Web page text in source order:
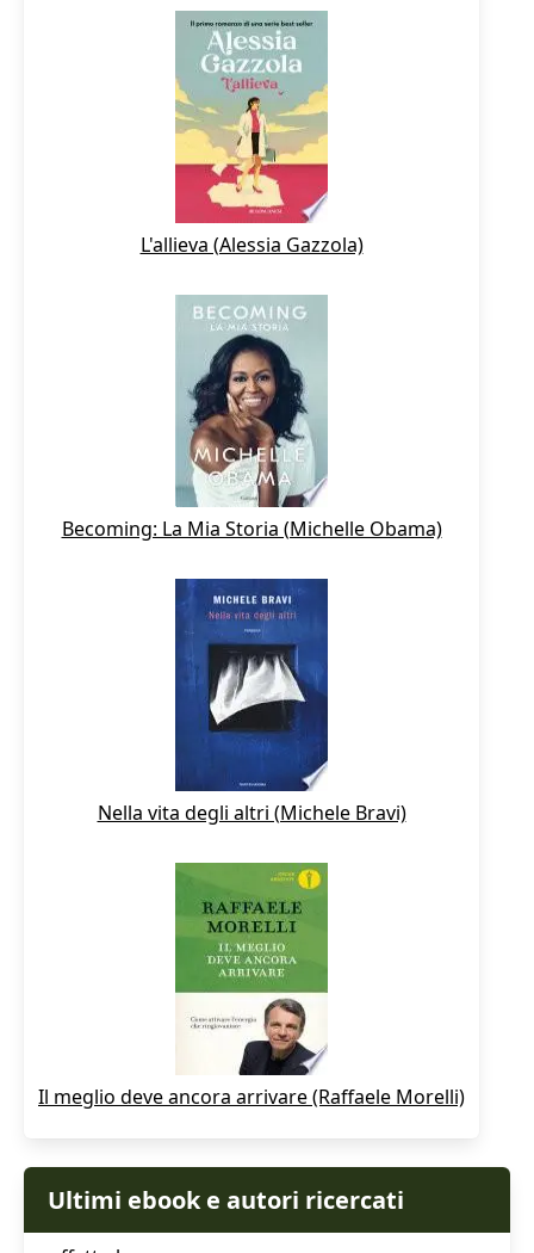
L'allieva (Alessia Gazzola)
Becoming: La Mia Storia (Michelle Obama)
Nella vita degli altri (Michele Bravi)
Il meglio deve ancora arrivare (Raffaele Morelli)
Ultimi ebook e autori ricercati